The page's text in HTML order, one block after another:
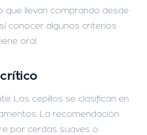
que llevan comprando desde
conocer algunos criterios
oral.
Los cepillos se clasifican en
La recomendación
por cerdas suaves o